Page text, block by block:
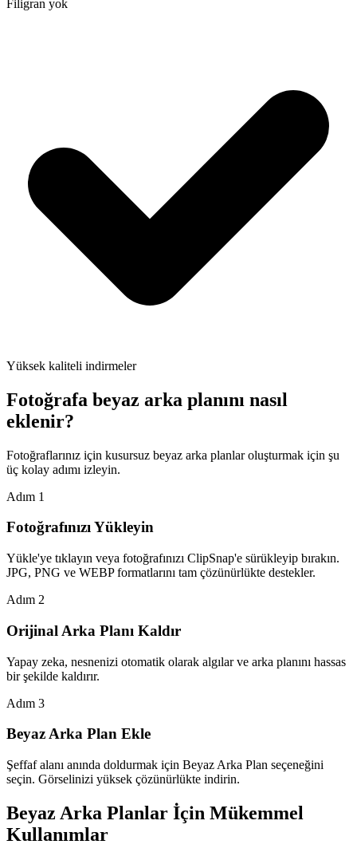
Filigran yok
Yüksek kaliteli indirmeler
Fotoğrafa beyaz arka planını nasıl
eklenir?
Fotoğraflarınız için kusursuz beyaz arka planlar oluşturmak için şu
üç kolay adımı izleyin.
Adım 1
Fotoğrafınızı Yükleyin
Yükle'ye tıklayın veya fotoğrafınızı ClipSnap'e sürükleyip bırakın.
JPG, PNG ve WEBP formatlarını tam çözünürlükte destekler.
Adım 2
Orijinal Arka Planı Kaldır
Yapay zeka, nesnenizi otomatik olarak algılar ve arka planını hassas
bir şekilde kaldırır.
Adım 3
Beyaz Arka Plan Ekle
Şeffaf alanı anında doldurmak için Beyaz Arka Plan seçeneğini
seçin. Görselinizi yüksek çözünürlükte indirin.
Beyaz Arka Planlar İçin Mükemmel
Kullanımlar